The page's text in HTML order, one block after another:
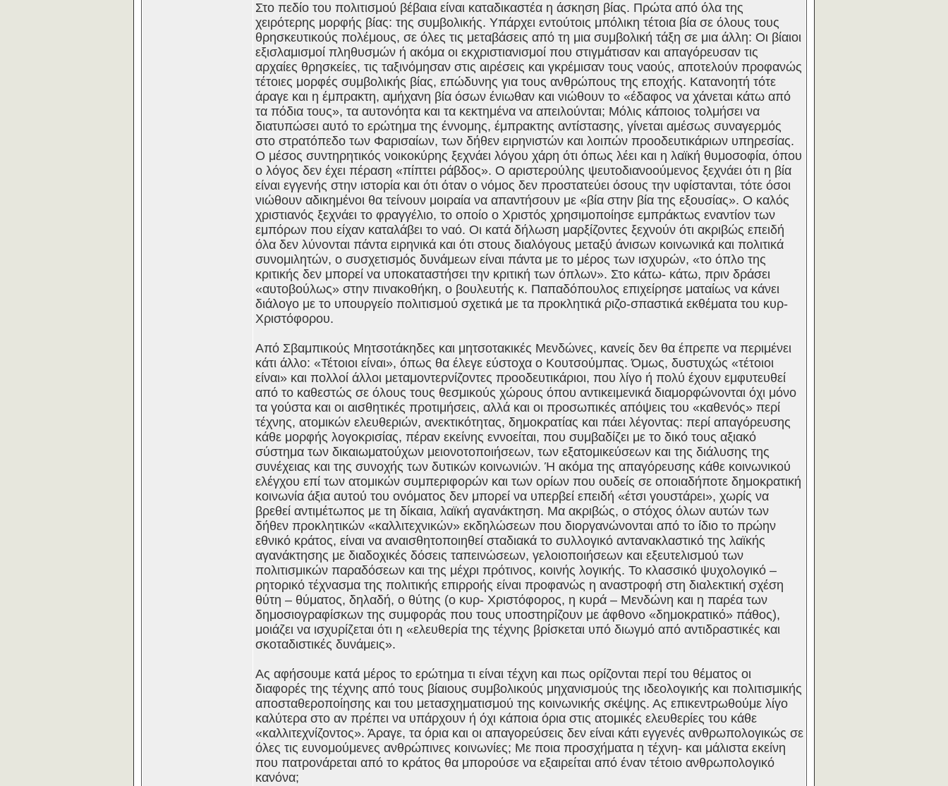
Στο πεδίο του πολιτισμού βέβαια είναι καταδικαστέα η άσκηση βίας. Πρώτα από όλα της
χειρότερης μορφής βίας: της συμβολικής. Υπάρχει εντούτοις μπόλικη τέτοια βία σε όλους τους
θρησκευτικούς πολέμους, σε όλες τις μεταβάσεις από τη μια συμβολική τάξη σε μια άλλη: Οι βίαιοι
εξισλαμισμοί πληθυσμών ή ακόμα οι εκχριστιανισμοί που στιγμάτισαν και απαγόρευσαν τις
αρχαίες θρησκείες, τις ταξινόμησαν στις αιρέσεις και γκρέμισαν τους ναούς, αποτελούν προφανώς
τέτοιες μορφές συμβολικής βίας, επώδυνης για τους ανθρώπους της εποχής. Κατανοητή τότε
άραγε και η έμπρακτη, αμήχανη βία όσων ένιωθαν και νιώθουν το «έδαφος να χάνεται κάτω από
τα πόδια τους», τα αυτονόητα και τα κεκτημένα να απειλούνται; Μόλις κάποιος τολμήσει να
διατυπώσει αυτό το ερώτημα της έννομης, έμπρακτης αντίστασης, γίνεται αμέσως συναγερμός
στο στρατόπεδο των Φαρισαίων, των δήθεν ειρηνιστών και λοιπών προοδευτικάριων υπηρεσίας.
Ο μέσος συντηρητικός νοικοκύρης ξεχνάει λόγου χάρη ότι όπως λέει και η λαϊκή θυμοσοφία, όπου
ο λόγος δεν έχει πέραση «πίπτει ράβδος». Ο αριστερούλης ψευτοδιανοούμενος ξεχνάει ότι η βία
είναι εγγενής στην ιστορία και ότι όταν ο νόμος δεν προστατεύει όσους την υφίστανται, τότε όσοι
νιώθουν αδικημένοι θα τείνουν μοιραία να απαντήσουν με «βία στην βία της εξουσίας». Ο καλός
χριστιανός ξεχνάει το φραγγέλιο, το οποίο ο Χριστός χρησιμοποίησε εμπράκτως εναντίον των
εμπόρων που είχαν καταλάβει το ναό. Οι κατά δήλωση μαρξίζοντες ξεχνούν ότι ακριβώς επειδή
όλα δεν λύνονται πάντα ειρηνικά και ότι στους διαλόγους μεταξύ άνισων κοινωνικά και πολιτικά
συνομιλητών, ο συσχετισμός δυνάμεων είναι πάντα με το μέρος των ισχυρών, «το όπλο της
κριτικής δεν μπορεί να υποκαταστήσει την κριτική των όπλων». Στο κάτω- κάτω, πριν δράσει
«αυτοβούλως» στην πινακοθήκη, ο βουλευτής κ. Παπαδόπουλος επιχείρησε ματαίως να κάνει
διάλογο με το υπουργείο πολιτισμού σχετικά με τα προκλητικά ριζο-σπαστικά εκθέματα του κυρ-
Χριστόφορου.
Από Σβαμπικούς Μητσοτάκηδες και μητσοτακικές Μενδώνες, κανείς δεν θα έπρεπε να περιμένει
κάτι άλλο: «Τέτοιοι είναι», όπως θα έλεγε εύστοχα ο Κουτσούμπας. Όμως, δυστυχώς «τέτοιοι
είναι» και πολλοί άλλοι μεταμοντερνίζοντες προοδευτικάριοι, που λίγο ή πολύ έχουν εμφυτευθεί
από το καθεστώς σε όλους τους θεσμικούς χώρους όπου αντικειμενικά διαμορφώνονται όχι μόνο
τα γούστα και οι αισθητικές προτιμήσεις, αλλά και οι προσωπικές απόψεις του «καθενός» περί
τέχνης, ατομικών ελευθεριών, ανεκτικότητας, δημοκρατίας και πάει λέγοντας: περί απαγόρευσης
κάθε μορφής λογοκρισίας, πέραν εκείνης εννοείται, που συμβαδίζει με το δικό τους αξιακό
σύστημα των δικαιωματούχων μειονοτοποιήσεων, των εξατομικεύσεων και της διάλυσης της
συνέχειας και της συνοχής των δυτικών κοινωνιών. Ή ακόμα της απαγόρευσης κάθε κοινωνικού
ελέγχου επί των ατομικών συμπεριφορών και των ορίων που ουδείς σε οποιαδήποτε δημοκρατική
κοινωνία άξια αυτού του ονόματος δεν μπορεί να υπερβεί επειδή «έτσι γουστάρει», χωρίς να
βρεθεί αντιμέτωπος με τη δίκαια, λαϊκή αγανάκτηση. Μα ακριβώς, ο στόχος όλων αυτών των
δήθεν προκλητικών «καλλιτεχνικών» εκδηλώσεων που διοργανώνονται από το ίδιο το πρώην
εθνικό κράτος, είναι να αναισθητοποιηθεί σταδιακά το συλλογικό αντανακλαστικό της λαϊκής
αγανάκτησης με διαδοχικές δόσεις ταπεινώσεων, γελοιοποιήσεων και εξευτελισμού των
πολιτισμικών παραδόσεων και της μέχρι πρότινος, κοινής λογικής. Το κλασσικό ψυχολογικό –
ρητορικό τέχνασμα της πολιτικής επιρροής είναι προφανώς η αναστροφή στη διαλεκτική σχέση
θύτη – θύματος, δηλαδή, ο θύτης (ο κυρ- Χριστόφορος, η κυρά – Μενδώνη και η παρέα των
δημοσιογραφίσκων της συμφοράς που τους υποστηρίζουν με άφθονο «δημοκρατικό» πάθος),
μοιάζει να ισχυρίζεται ότι η «ελευθερία της τέχνης βρίσκεται υπό διωγμό από αντιδραστικές και
σκοταδιστικές δυνάμεις».
Ας αφήσουμε κατά μέρος το ερώτημα τι είναι τέχνη και πως ορίζονται περί του θέματος οι
διαφορές της τέχνης από τους βίαιους συμβολικούς μηχανισμούς της ιδεολογικής και πολιτισμικής
αποσταθεροποίησης και του μετασχηματισμού της κοινωνικής σκέψης. Ας επικεντρωθούμε λίγο
καλύτερα στο αν πρέπει να υπάρχουν ή όχι κάποια όρια στις ατομικές ελευθερίες του κάθε
«καλλιτεχνίζοντος». Άραγε, τα όρια και οι απαγορεύσεις δεν είναι κάτι εγγενές ανθρωπολογικώς σε
όλες τις ευνομούμενες ανθρώπινες κοινωνίες; Με ποια προσχήματα η τέχνη- και μάλιστα εκείνη
που πατρονάρεται από το κράτος θα μπορούσε να εξαιρείται από έναν τέτοιο ανθρωπολογικό
κανόνα;